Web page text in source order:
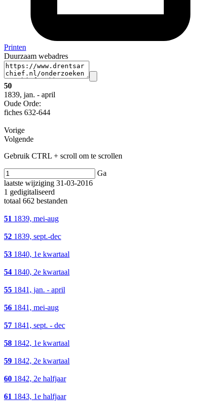
Printen
Duurzaam webadres
50
1839, jan. - april
Oude Orde:
fiches 632-644
Vorige
Volgende
Gebruik CTRL + scroll om te scrollen
Ga
laatste wijziging 31-03-2016
1 gedigitaliseerd
totaal 662 bestanden
51 1839, mei-aug
52 1839, sept.-dec
53 1840, 1e kwartaal
54 1840, 2e kwartaal
55 1841, jan. - april
56 1841, mei-aug
57 1841, sept. - dec
58 1842, 1e kwartaal
59 1842, 2e kwartaal
60 1842, 2e halfjaar
61 1843, 1e halfjaar